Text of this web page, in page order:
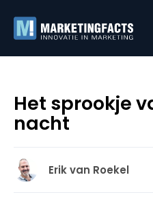
Het sprookje
nacht
Erik van Roekel